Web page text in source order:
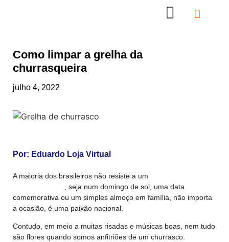
Como limpar a grelha da
churrasqueira
julho 4, 2022
Por: Eduardo Loja Virtual
A maioria dos brasileiros não resiste a um
, seja num domingo de sol, uma data
comemorativa ou um simples almoço em família, não importa
a ocasião, é uma paixão nacional.
Contudo, em meio a muitas risadas e músicas boas, nem tudo
são flores quando somos anfitriões de um churrasco.